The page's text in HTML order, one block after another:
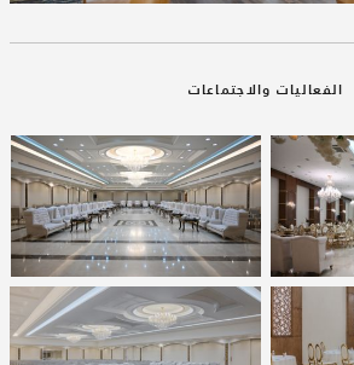
الفعاليات والاجتماعات